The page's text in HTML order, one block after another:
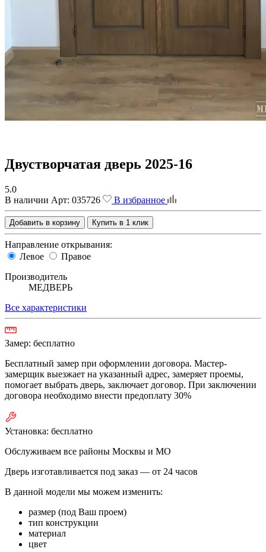
Двустворчатая дверь 2025-16
5.0
В наличии Арт: 035726 В избранное
Добавить в корзину Купить в 1 клик
Направление открывания:
Левое
Правое
Производитель
МЕДВЕРЬ
Все характеристики
Замер: бесплатно
Бесплатный замер при оформлении договора. Мастер-
замерщик выезжает на указанный адрес, замеряет проемы,
помогает выбрать дверь, заключает договор. При заключении
договора необходимо внести предоплату 30%
Установка: бесплатно
Обслуживаем все районы Москвы и МО
Дверь изготавливается под заказ — от 24 часов
В данной модели мы можем изменить:
размер (под Ваш проем)
тип конструкции
материал
цвет